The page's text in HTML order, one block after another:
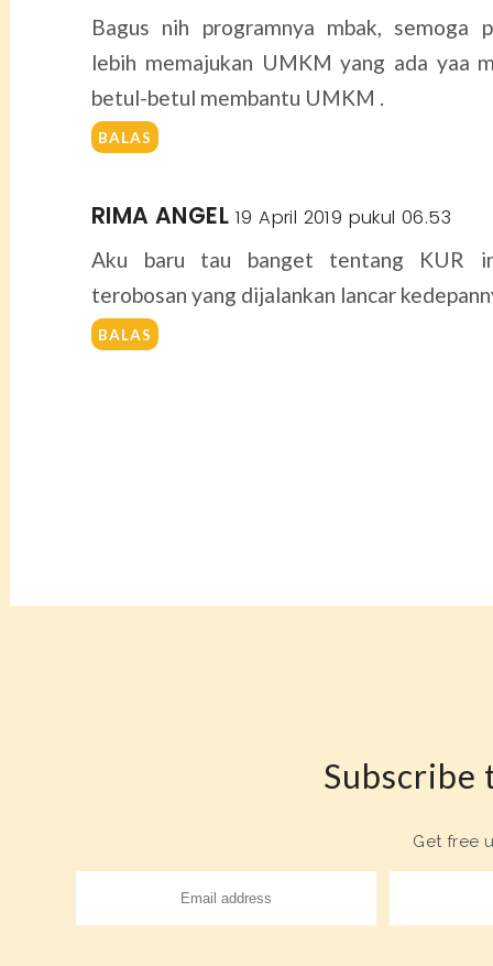
Bagus nih programnya mbak, semoga
lebih memajukan UMKM yang ada yaa
betul-betul membantu UMKM .
BALAS
RIMA ANGEL 19 April 2019 pukul 06.53
Aku baru tau banget tentang KUR
terobosan yang dijalankan lancar
BALAS
Subscribe
Get free